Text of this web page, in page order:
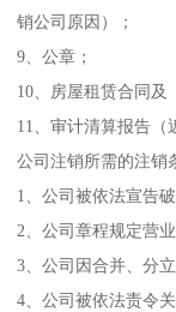
销公司原因）；
9、公章；
10、房屋租赁合同及
11、审计清算报告（
公司注销所需的注销
1、公司被依法宣告破
2、公司章程规定营
3、公司因合并、分立
4、公司被依法责令